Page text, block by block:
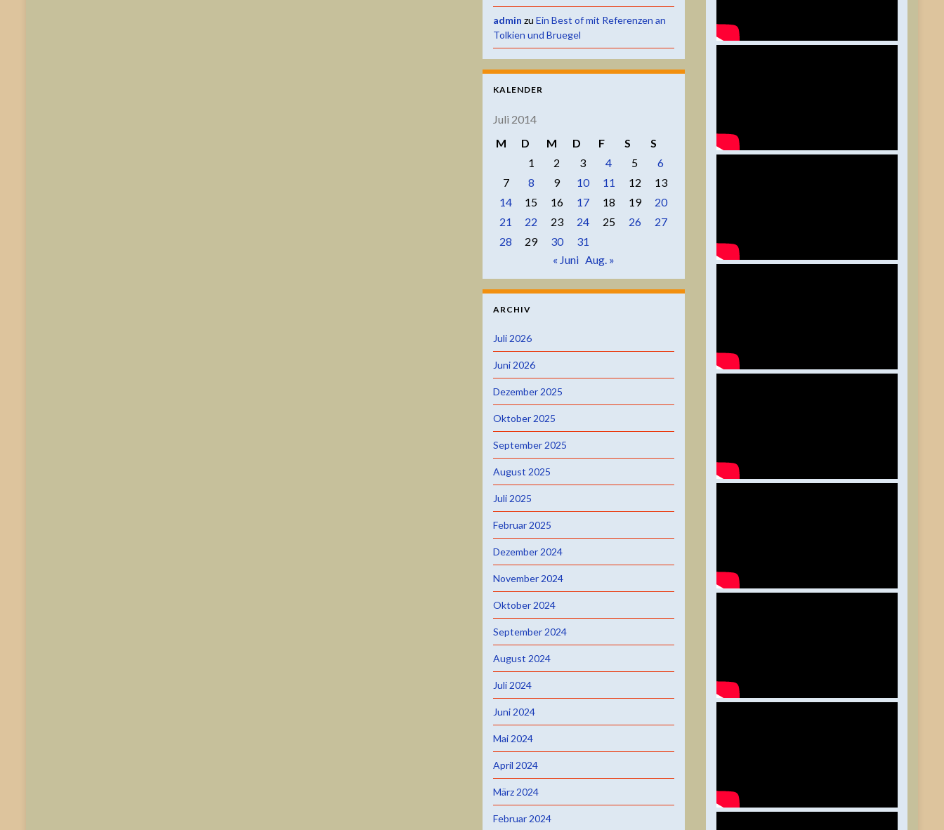
admin zu Ein Best of mit Referenzen an
Tolkien und Bruegel
KALENDER
Juli 2014
M
D M D F S
S
1
2 3 4 5
6
7
8 9 10 11 12
13
14
15 16 17 18 19
20
21
22 23 24 25 26
27
28
29 30
31
« Juni Aug. »
ARCHIV
Juli 2026
Juni 2026
Dezember 2025
Oktober 2025
September 2025
August 2025
Juli 2025
Februar 2025
Dezember 2024
November 2024
Oktober 2024
September 2024
August 2024
Juli 2024
Juni 2024
Mai 2024
April 2024
März 2024
Februar 2024